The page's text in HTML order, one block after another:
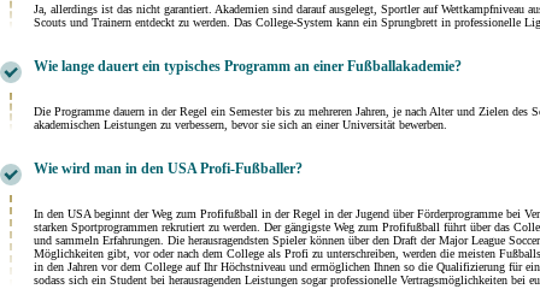
Ja, allerdings ist das nicht garantiert. Akademien sind darauf ausgelegt, Sportler auf Wettkampfniveau
Scouts und Trainern entdeckt zu werden. Das College-System kann ein Sprungbrett in professionelle
Wie lange dauert ein typisches Programm an einer Fußballakademie?
Die Programme dauern in der Regel ein Semester bis zu mehreren Jahren, je nach Alter und Zielen
akademischen Leistungen zu verbessern, bevor sie sich an einer Universität bewerben.
Wie wird man in den USA Profi-Fußballer?
In den USA beginnt der Weg zum Profifußball in der Regel in der Jugend über Förderprogramme bei
starken Sportprogrammen rekrutiert zu werden. Der gängigste Weg zum Profifußball führt über das
und sammeln Erfahrungen. Die herausragendsten Spieler können über den Draft der Major League
Möglichkeiten gibt, vor oder nach dem College als Profi zu unterschreiben, werden die meisten
in den Jahren vor dem College auf Ihr Höchstniveau und ermöglichen Ihnen so die Qualifizierung für
sodass sich ein Student bei herausragenden Leistungen sogar professionelle Vertragsmöglichkeiten bei